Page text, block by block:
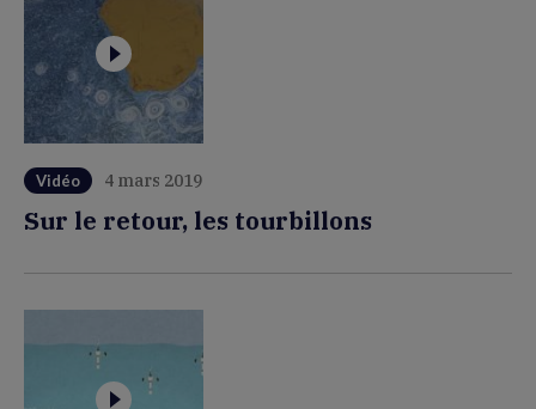
Vidéo 4 mars 2019
Sur le retour, les tourbillons